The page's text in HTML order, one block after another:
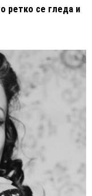
ретко се гледа и